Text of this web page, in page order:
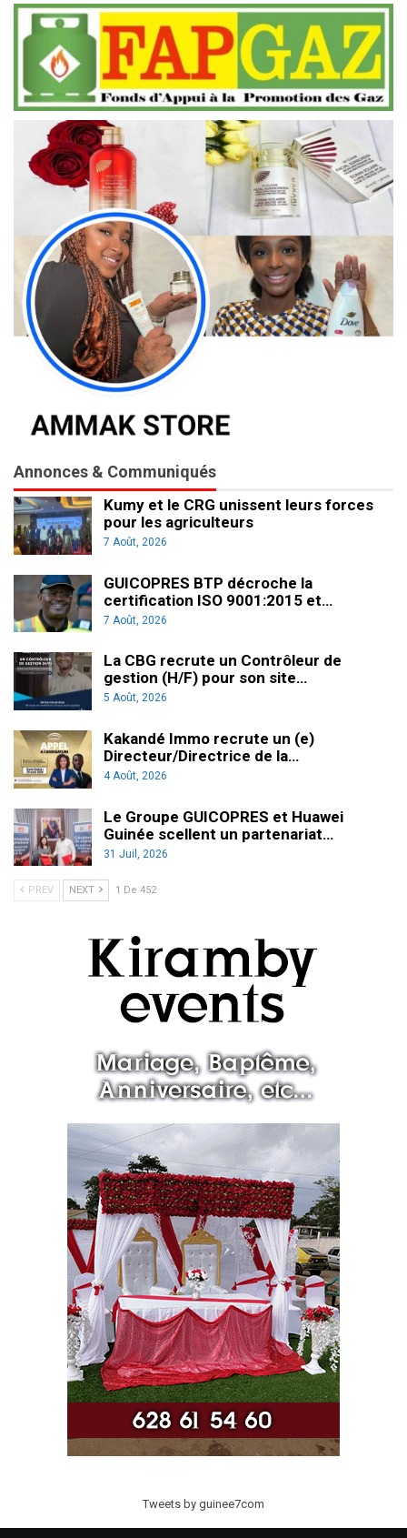
Annonces & Communiqués
Kumy et le CRG unissent leurs forces
pour les agriculteurs
7 Août, 2026
GUICOPRES BTP décroche la
certification ISO 9001:2015 et…
7 Août, 2026
La CBG recrute un Contrôleur de
gestion (H/F) pour son site…
5 Août, 2026
Kakandé Immo recrute un (e)
Directeur/Directrice de la…
4 Août, 2026
Le Groupe GUICOPRES et Huawei
Guinée scellent un partenariat…
31 Juil, 2026
PREV NEXT 1 De 452
Tweets by guinee7com